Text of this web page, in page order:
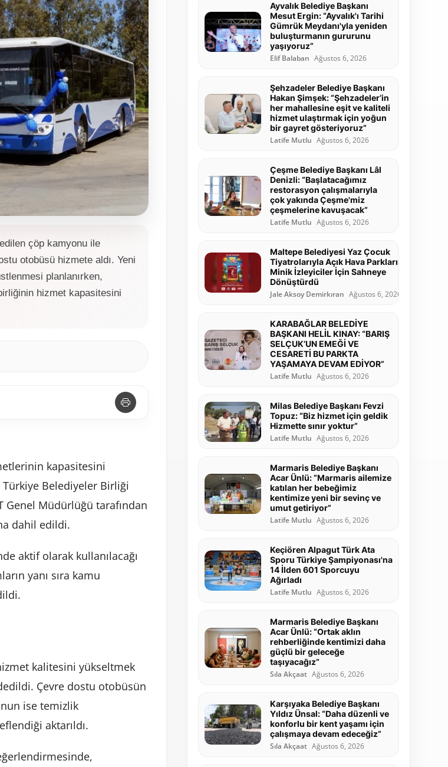
çöp kamyonu ile
otobüsü hizmete aldı. Yeni
planlanırken,
hizmet kapasitesini
kapasitesini
Belediyeler Birliği
Genel Müdürlüğü tarafından
dahil edildi.
aktif olarak kullanılacağı
yanı sıra kamu
kalitesini yükseltmek
Çevre dostu otobüsün
ise temizlik
aktarıldı.
Ayvalık Belediye Başkanı
Mesut Ergin: “Ayvalık'ı Tarihi
Gümrük Meydanı'yla yeniden
buluşturmanın gururunu
yaşıyoruz”
Elif Balaban Ağustos 6, 2026
Şehzadeler Belediye Başkanı
Hakan Şimşek: “Şehzadeler’in
her mahallesine eşit ve kaliteli
hizmet ulaştırmak için yoğun
bir gayret gösteriyoruz”
Latife Mutlu Ağustos 6, 2026
Çeşme Belediye Başkanı Lâl
Denizli: “Başlatacağımız
restorasyon çalışmalarıyla
çok yakında Çeşme'miz
çeşmelerine kavuşacak”
Latife Mutlu Ağustos 6, 2026
Maltepe Belediyesi Yaz Çocuk
Tiyatrolarıyla Açık Hava Parklarını
Minik İzleyiciler İçin Sahneye
Dönüştürdü
Jale Aksoy Demirkıran Ağustos 6, 2026
KARABAĞLAR BELEDİYE
BAŞKANI HELİL KINAY: “BARIŞ
SELÇUK’UN EMEĞİ VE
CESARETİ BU PARKTA
YAŞAMAYA DEVAM EDİYOR”
Latife Mutlu Ağustos 6, 2026
Milas Belediye Başkanı Fevzi
Topuz: “Biz hizmet için geldik
Hizmette sınır yoktur”
Latife Mutlu Ağustos 6, 2026
Marmaris Belediye Başkanı
Acar Ünlü: “Marmaris ailemize
katılan her bebeğimiz
kentimize yeni bir sevinç ve
umut getiriyor”
Latife Mutlu Ağustos 6, 2026
Keçiören Alpagut Türk Ata
Sporu Türkiye Şampiyonası'na
14 İlden 601 Sporcuyu
Ağırladı
Latife Mutlu Ağustos 6, 2026
Marmaris Belediye Başkanı
Acar Ünlü: “Ortak aklın
rehberliğinde kentimizi daha
güçlü bir geleceğe
taşıyacağız”
Sıla Akçaat Ağustos 6, 2026
Karşıyaka Belediye Başkanı
Yıldız Ünsal: “Daha düzenli ve
konforlu bir kent yaşamı için
çalışmaya devam edeceğiz”
Sıla Akçaat Ağustos 6, 2026